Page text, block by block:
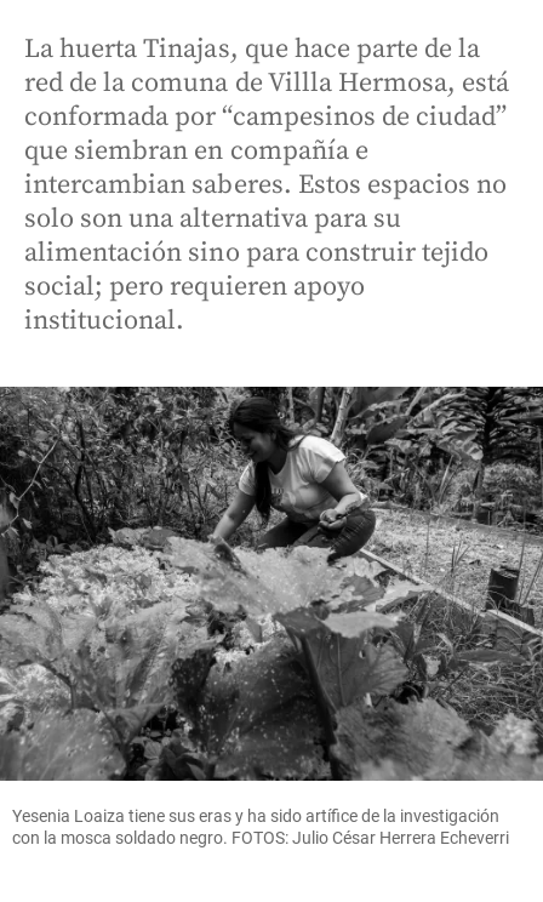
La huerta Tinajas, que hace parte de la
red de la comuna de Villla Hermosa, está
conformada por “campesinos de ciudad”
que siembran en compañía e
intercambian saberes. Estos espacios no
solo son una alternativa para su
alimentación sino para construir tejido
social; pero requieren apoyo
institucional.
Yesenia Loaiza tiene sus eras y ha sido artífice de la investigación
con la mosca soldado negro. FOTOS: Julio César Herrera Echeverri